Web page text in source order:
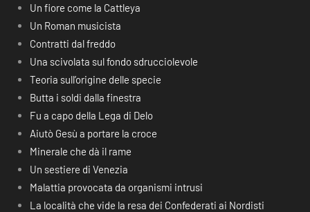
Un fiore come la Cattleya
Un Roman musicista
Contratti dal freddo
Una scivolata sul fondo sdrucciolevole
Teoria sull’origine delle specie
Butta i soldi dalla finestra
Fu a capo della Lega di Delo
Aiutò Gesù a portare la croce
Minerale che dà il rame
Un sestiere di Venezia
Malattia provocata da organismi intrusi
La località che vide la resa dei Confederati ai Nordisti